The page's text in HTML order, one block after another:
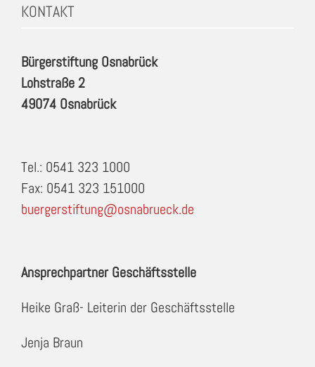
KONTAKT
Bürgerstiftung Osnabrück
Lohstraße 2
49074 Osnabrück
Tel.: 0541 323 1000
Fax: 0541 323 151000
buergerstiftung@osnabrueck.de
Ansprechpartner Geschäftsstelle
Heike Graß- Leiterin der Geschäftsstelle
Jenja Braun